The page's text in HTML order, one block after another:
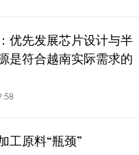
优先发展芯片设计与半
是符合越南实际需求的
工原料“瓶颈”